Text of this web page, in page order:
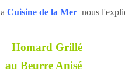
Cuisine de la Mer nous
Homard Grillé
au Beurre Anisé